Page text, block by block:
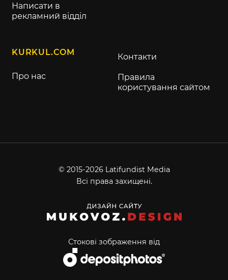
Написати в
рекламний відділ
KURKUL.COM
Про нас
Контакти
Правила
користування сайтом
© 2015-2026 Latifundist Media
Всі права захищені.
Стокові зображення від